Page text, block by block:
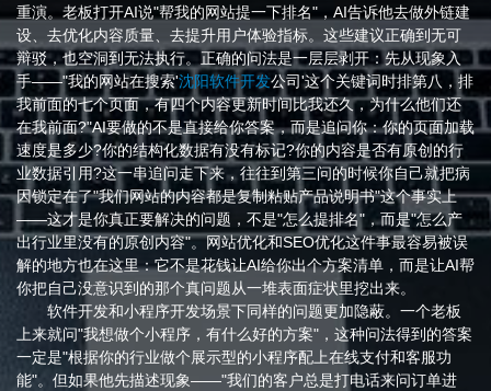
重演。老板打开AI说"帮我的网站提一下排名"，AI告诉他去做外链建
设、去优化内容质量、去提升用户体验指标。这些建议正确到无可
辩驳，也空洞到无法执行。正确的问法是一层层剥开：先从现象入
手——"我的网站在搜索'沈阳软件开发公司'这个关键词时排第八，排
我前面的七个页面，有四个内容更新时间比我还久，为什么他们还
在我前面?"AI要做的不是直接给你答案，而是追问你：你的页面加载
速度是多少?你的结构化数据有没有标记?你的内容是否有原创的行
业数据引用?这一串追问走下来，往往到第三问的时候你自己就把病
因锁定在了"我们网站的内容都是复制粘贴产品说明书"这个事实上
——这才是你真正要解决的问题，不是"怎么提排名"，而是"怎么产
出行业里没有的原创内容"。网站优化和SEO优化这件事最容易被误
解的地方也在这里：它不是花钱让AI给你出个方案清单，而是让AI帮
你把自己没意识到的那个真问题从一堆表面症状里挖出来。
软件开发和小程序开发场景下同样的问题更加隐蔽。一个老板
上来就问"我想做个小程序，有什么好的方案"，这种问法得到的答案
一定是"根据你的行业做个展示型的小程序配上在线支付和客服功
能"。但如果他先描述现象——"我们的客户总是打电话来问订单进